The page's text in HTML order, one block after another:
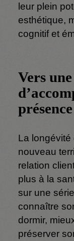
leur plein
esthétique,
cognitif et
Vers
présence
La longévité
nouveau
relation
plus à la
sur une
connaître
dormir,
préserver